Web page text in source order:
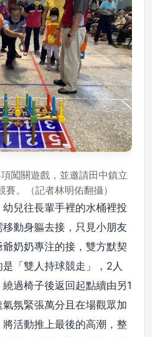
闖關遊戲，並邀請田中鎮立
。（記者林明佑翻攝）
兒往長輩手裡的水桶裡投
動身軀去接，只見小朋友
奶奶專注的接，雙方默契
「雙人持球競走」，2人
過椅子後返回起點續由另1
氛緊張萬分且在場觀眾加
活動推上最後的高潮，整